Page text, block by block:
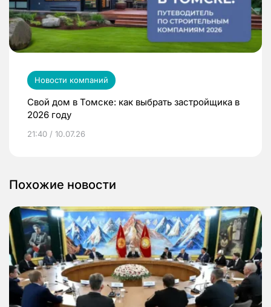
Новости компаний
Свой дом в Томске: как выбрать застройщика в
2026 году
21:40 / 10.07.26
Похожие новости